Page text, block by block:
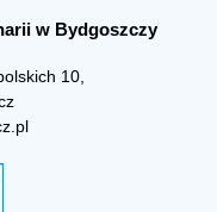
w Bydgoszczy
10,